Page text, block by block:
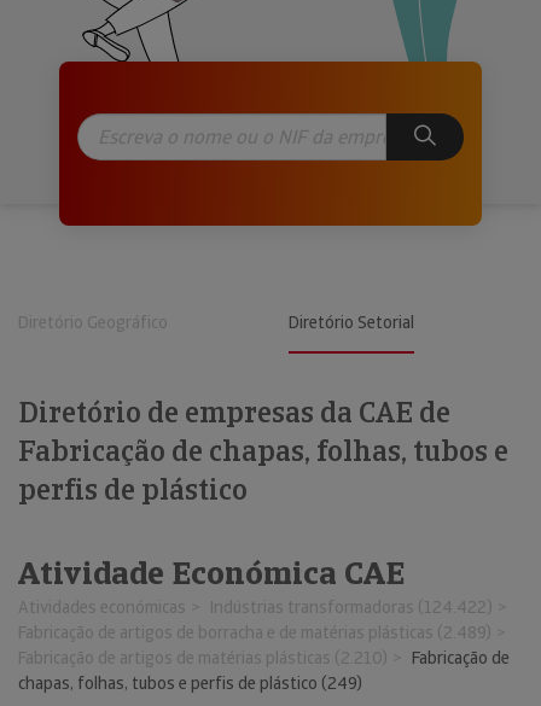
Diretório Geográfico Diretório Setorial
Diretório de empresas da CAE de
Fabricação de chapas, folhas, tubos e
perfis de plástico
Atividade Económica CAE
Atividades económicas
Indústrias transformadoras (124.422)
Fabricação de artigos de borracha e de matérias plásticas (2.489)
Fabricação de artigos de matérias plásticas (2.210)
Fabricação de
chapas, folhas, tubos e perfis de plástico (249)